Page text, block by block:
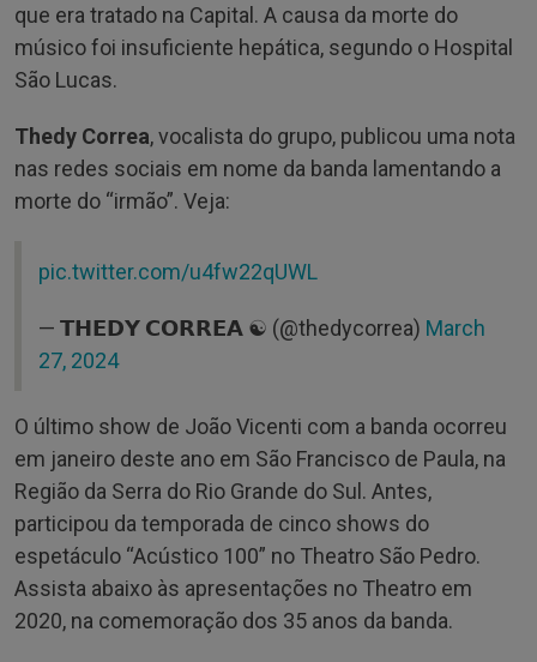
que era tratado na Capital. A causa da morte do
músico foi insuficiente hepática, segundo o Hospital
São Lucas.
Thedy Correa, vocalista do grupo, publicou uma nota
nas redes sociais em nome da banda lamentando a
morte do “irmão”. Veja:
pic.twitter.com/u4fw22qUWL
— 𝗧𝗛𝗘𝗗𝗬 𝗖𝗢𝗥𝗥𝗘𝗔 ☯️ (@thedycorrea) March
27, 2024
O último show de João Vicenti com a banda ocorreu
em janeiro deste ano em São Francisco de Paula, na
Região da Serra do Rio Grande do Sul. Antes,
participou da temporada de cinco shows do
espetáculo “Acústico 100” no Theatro São Pedro.
Assista abaixo às apresentações no Theatro em
2020, na comemoração dos 35 anos da banda.